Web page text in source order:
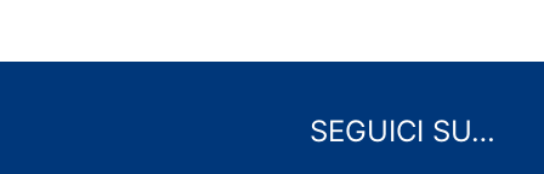
SEGUICI SU…